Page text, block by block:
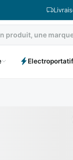
Electroportatif